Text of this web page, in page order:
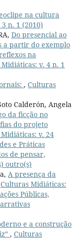
na cultura
n. 1 (2010)
Do presencial ao
a partir do exemplo
na
v. 4 n. 1
, Culturas
Calderón, Angela
da ficção no
do projeto
v. 24
e Práticas
de pensar,
outro(s)
A presença da
Culturas Midiáticas:
Públicas,
e a construção
, Culturas